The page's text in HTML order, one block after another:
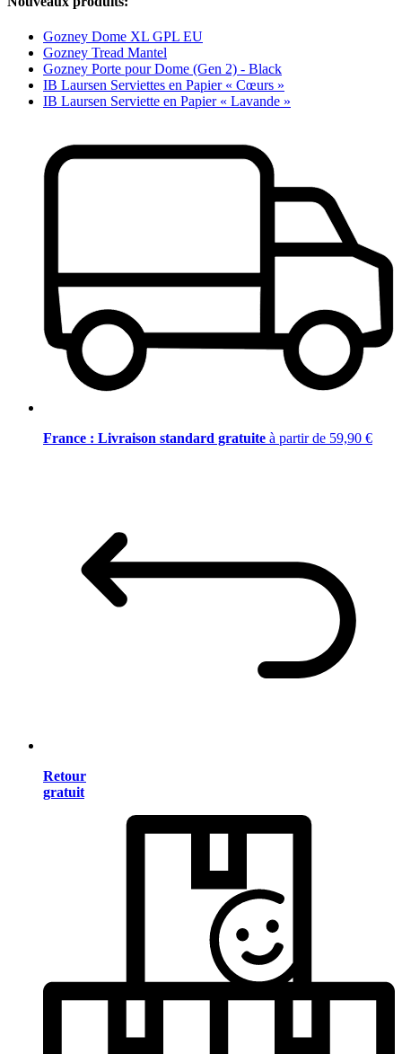
Gozney Dome XL GPL EU
Gozney Tread Mantel
Gozney Porte pour Dome (Gen 2) - Black
IB Laursen Serviettes en Papier « Cœurs »
IB Laursen Serviette en Papier « Lavande »
France : Livraison standard gratuite à partir de 59,90 €
Retour
gratuit